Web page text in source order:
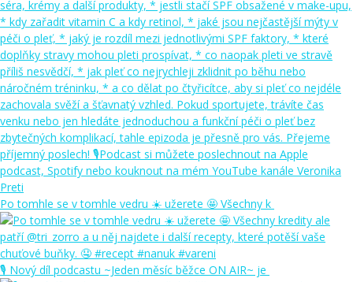
Po tomhle se v tomhle vedru ☀️ užerete 🤩 Všechny k
🎙️ Nový díl podcastu ~Jeden měsíc běžce ON AIR~ je